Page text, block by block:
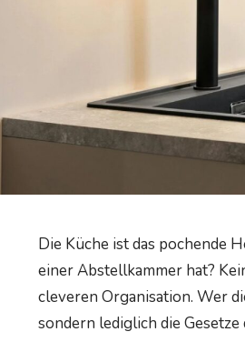
Die Küche ist das pochende
einer Abstellkammer hat?
cleveren Organisation. Wer
sondern lediglich die